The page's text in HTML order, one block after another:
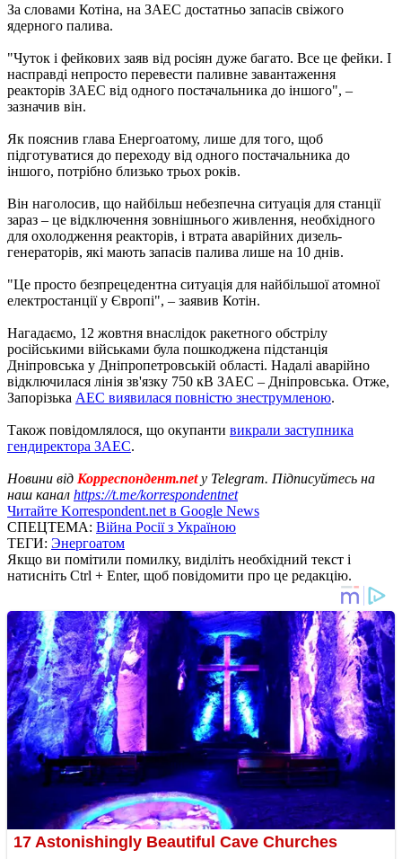
За словами Котіна, на ЗАЕС достатньо запасів свіжого
ядерного палива.
"Чуток і фейкових заяв від росіян дуже багато. Все це фейки. І
насправді непросто перевести паливне завантаження
реакторів ЗАЕС від одного постачальника до іншого", –
зазначив він.
Як пояснив глава Енергоатому, лише для того, щоб
підготуватися до переходу від одного постачальника до
іншого, потрібно близько трьох років.
Він наголосив, що найбільш небезпечна ситуація для станції
зараз – це відключення зовнішнього живлення, необхідного
для охолодження реакторів, і втрата аварійних дизель-
генераторів, які мають запасів палива лише на 10 днів.
"Це просто безпрецедентна ситуація для найбільшої атомної
електростанції у Європі", – заявив Котін.
Нагадаємо, 12 жовтня внаслідок ракетного обстрілу
російськими військами була пошкоджена підстанція
Дніпровська у Дніпропетровській області. Надалі аварійно
відключилася лінія зв'язку 750 кВ ЗАЕС – Дніпровська. Отже,
Запорізька АЕС виявилася повністю знеструмленою.
Також повідомлялося, що окупанти викрали заступника
гендиректора ЗАЕС.
Новини від Корреспондент.netу Telegram. Підписуйтесь на
наш канал https://t.me/korrespondentnet
Читайте Korrespondent.net в Google News
СПЕЦТЕМА: Війна Росії з Україною
ТЕГИ: Энергоатом
Якщо ви помітили помилку, виділіть необхідний текст і
натисніть Ctrl + Enter, щоб повідомити про це редакцію.